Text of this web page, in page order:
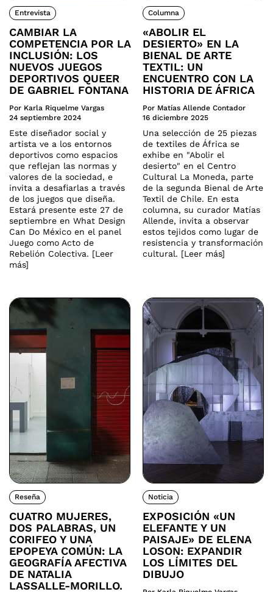
Entrevista
CAMBIAR LA
COMPETENCIA POR LA
INCLUSIÓN: LOS
NUEVOS JUEGOS
DEPORTIVOS QUEER
DE GABRIEL FONTANA
Por Karla Riquelme Vargas
24 septiembre 2024
Este diseñador social y
artista ve a los entornos
deportivos como espacios
que reflejan las normas y
valores de la sociedad, e
invita a desafiarlas a través
de los juegos que diseña.
Estará presente este 27 de
septiembre en What Design
Can Do México en el panel
Juego como Acto de
Rebelión Colectiva. [Leer
más]
Columna
«ABOLIR EL
DESIERTO» EN LA
BIENAL DE ARTE
TEXTIL: UN
ENCUENTRO CON LA
HISTORIA DE ÁFRICA
Por Matías Allende Contador
16 diciembre 2025
Una selección de 25 piezas
de textiles de África se
exhibe en "Abolir el
desierto" en el Centro
Cultural La Moneda, parte
de la segunda Bienal de Arte
Textil de Chile. En esta
columna, su curador Matías
Allende, invita a observar
estos tejidos como lugar de
resistencia y transformación
cultural. [Leer más]
Reseña
CUATRO MUJERES,
DOS PALABRAS, UN
CORIFEO Y UNA
EPOPEYA COMÚN: LA
GEOGRAFÍA AFECTIVA
DE NATALIA
LASSALLE-MORILLO.
Noticia
EXPOSICIÓN «UN
ELEFANTE Y UN
PAISAJE» DE ELENA
LOSON: EXPANDIR
LOS LÍMITES DEL
DIBUJO